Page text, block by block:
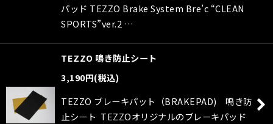
パッド TEZZO Brake System Bre’c “CLEAN
SPORTS”ver.2 …
TEZZO 鳴き防止シート
3,190円(税込)
TEZZO ブレーキパット（BRAKEPAD) 鳴き防
止シート TEZZOオリジナルのブレーキパッド